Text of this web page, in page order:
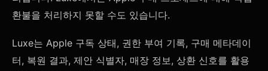
환불을 처리하지 못할 수도 있습니다.
Luxe는 Apple 구독 상태, 권한 부여 기록, 구매 메타데이
터, 복원 결과, 제안 식별자, 매장 정보, 상환 신호를 활용